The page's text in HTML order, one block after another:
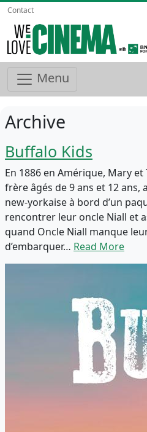
Contact
Menu
Archive
Buffalo Kids
En 1886 en Amérique, Mary
frère âgés de 9 ans et 12 ans,
new-yorkaise à bord d’un
rencontrer leur oncle Niall et
quand Oncle Niall manque
d’embarquer… Read More